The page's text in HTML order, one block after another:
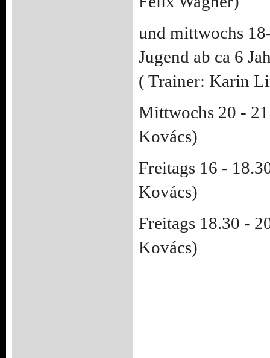
und mittwochs
Jugend ab ca 6
( Trainer: Karin
Mittwochs 20 -
Kovács)
Freitags 16 -
Kovács)
Freitags 18.30 -
Kovács)